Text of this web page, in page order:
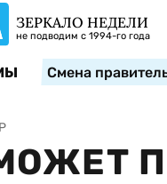
ЗЕРКАЛО НЕДЕЛИ
не подводим с 1994-го года
Смена